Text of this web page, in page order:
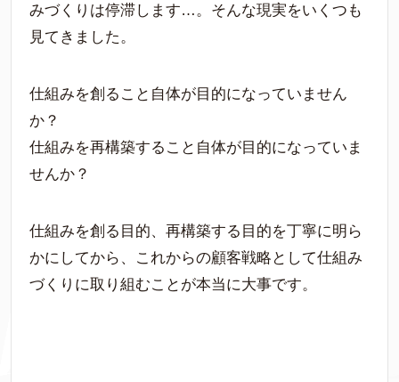
みづくりは停滞します…。そんな現実をいくつも
見てきました。
仕組みを創ること自体が目的になっていません
か？
仕組みを再構築すること自体が目的になっていま
せんか？
仕組みを創る目的、再構築する目的を丁寧に明ら
かにしてから、これからの顧客戦略として仕組み
づくりに取り組むことが本当に大事です。